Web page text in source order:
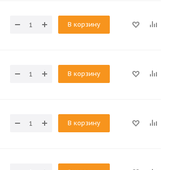
В корзину
В корзину
В корзину